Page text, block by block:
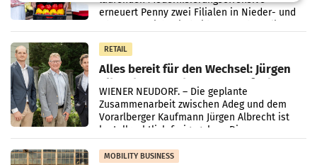
erneuert Penny zwei Filialen in Nieder- und
RETAIL
Alles bereit für den Wechsel: Jürgen
Albrecht setzt ab 1.1.2027 auf Adeg
WIENER NEUDORF. – Die geplante
Zusammenarbeit zwischen Adeg und dem
Vorarlberger Kaufmann Jürgen Albrecht ist
kartellrechtlich freigegeben: Die
Bundeswettbewerbsbehörde und der
Bundeskartellanwalt
MOBILITY BUSINESS